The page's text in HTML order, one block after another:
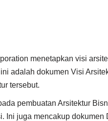
menetapkan visi
adalah dokumen Visi
tersebut.
pembuatan Arsitektur
Ini juga mencakup dokumen